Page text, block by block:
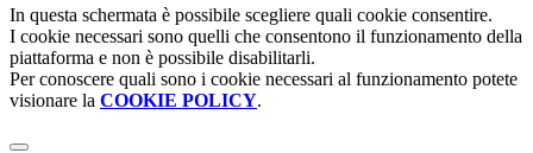
In questa schermata è possibile scegliere quali cookie consentire.
I cookie necessari sono quelli che consentono il funzionamento della
piattaforma e non è possibile disabilitarli.
Per conoscere quali sono i cookie necessari al funzionamento potete
visionare la COOKIE POLICY.